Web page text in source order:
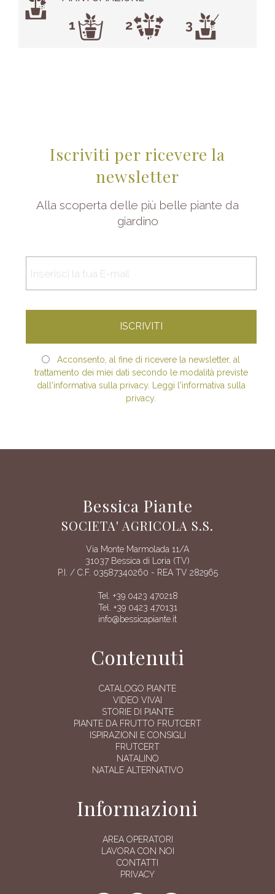
Iscriviti per ricevere la
newsletter
Alla scoperta delle più belle piante da
giardino
Acconsento, al fine di ricevere la newsletter, al
trattamento dei miei dati secondo le modalità previste
dall'informativa sulla privacy. Leggi l'informativa sulla
privacy.
Bessica Piante
SOCIETA' AGRICOLA S.S.
Via Monte Marmolada 11/A
31037 Bessica di Loria (TV)
P.I. / C.F. 03587340260 - REA TV 282965
Tel. +39 0423 470218
Tel. +39 0423 470131
info@bessicapiante.it
Contenuti
CATALOGO PIANTE
VIDEO VIVAI
STORIE DI PIANTE
PIANTE DA FRUTTO FRUTCERT
ISPIRAZIONI E CONSIGLI
FRUTCERT
NATALINO
NATALE ALTERNATIVO
Informazioni
AREA OPERATORI
LAVORA CON NOI
CONTATTI
PRIVACY